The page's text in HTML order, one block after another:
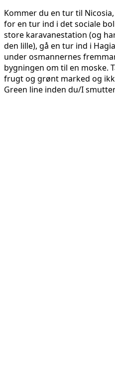
Kommer du en tur til
for en tur ind i det sociale
store karavanestation (og
den lille), gå en tur ind i
under osmannernes
bygningen om til en moske.
frugt og grønt marked og
Green line inden du/I